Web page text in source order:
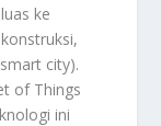
ke
city).
of Things
ini